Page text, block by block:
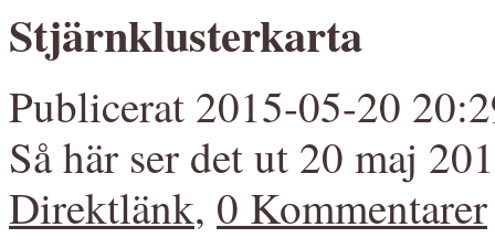
Stjärnklusterkarta
Publicerat 2015-05-20
Så här ser det ut 20 maj
Direktlänk, 0 Kommentarer